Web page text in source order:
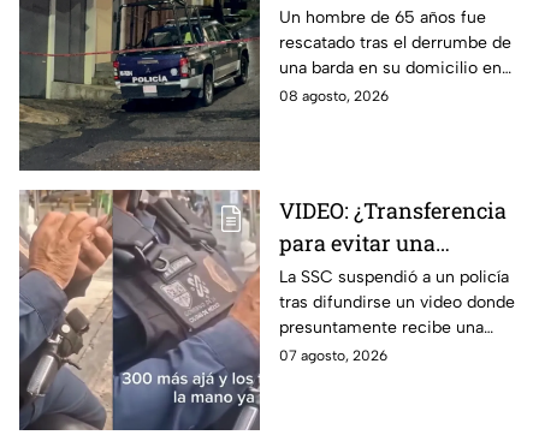
arrolla, mata a un
hombre y huye
Un hombre de 65 años fue
rescatado tras el derrumbe de
una barda en su domicilio en
Tlalpan, provocado por las
08 agosto, 2026
VIDEO: ¿Transferencia
para evitar una
sanción? SSC suspende
a policía y abre
investigación
La SSC suspendió a un policía
tras difundirse un video donde
presuntamente recibe una
transferencia para evitar una
07 agosto, 2026